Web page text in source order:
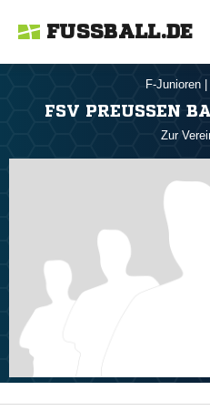
FUSSBALL.DE
F-Junioren
FSV PREUSSEN
Zur